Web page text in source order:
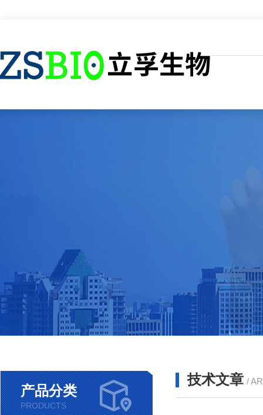
产品分类
PRODUCTS
技术文章 /